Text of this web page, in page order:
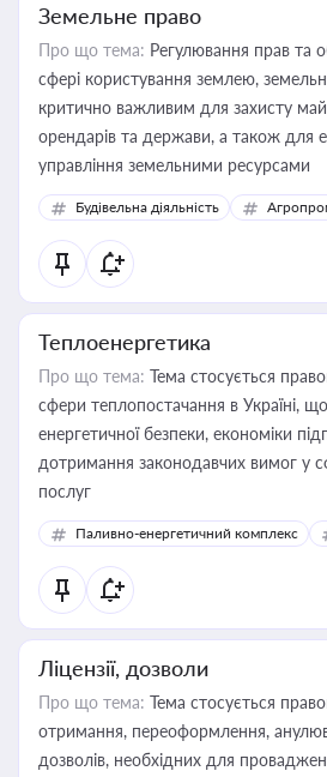
Земельне право
Про що тема: Регулювання прав та
сфері користування землею,
критично важливим для захисту
орендарів та держави, а також для
управління земельними ресурсами
Будівельна діяльність
Теплоенергетика
Про що тема: Тема стосується
сфери теплопостачання в Україні,
енергетичної безпеки, економіки
дотримання законодавчих вимог у
послуг
Паливно-енергетичний комплекс
Ліцензії, дозволи
Про що тема: Тема стосується
отримання, переоформлення,
дозволів, необхідних для